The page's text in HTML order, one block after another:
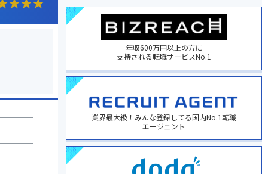
年収600万円以上の方に
支持される転職サービスNo.1
業界最大級！みんな登録してる国内No.1転職
エージェント